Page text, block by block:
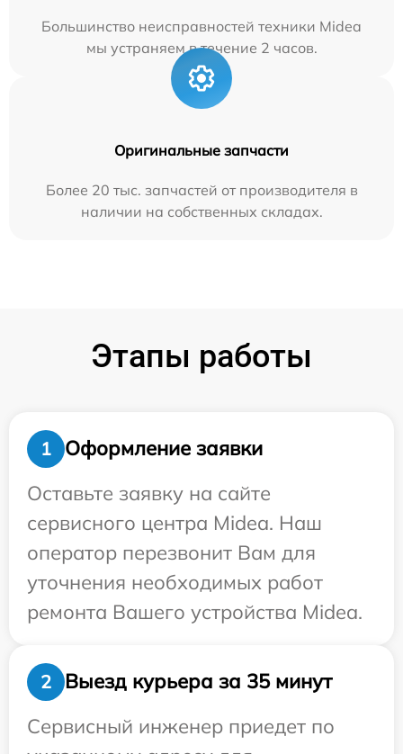
Большинство неисправностей техники Midea
мы устраняем в течение 2 часов.
Оригинальные запчасти
Более 20 тыс. запчастей от производителя в
наличии на собственных складах.
Этапы работы
1
Оформление заявки
Оставьте заявку на сайте
сервисного центра Midea. Наш
оператор перезвонит Вам для
уточнения необходимых работ
ремонта Вашего устройства Midea.
2
Выезд курьера за 35 минут
Сервисный инженер приедет по